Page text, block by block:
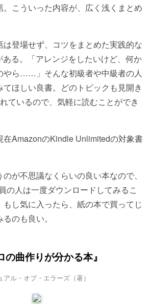
こういった内容が、広く浅くまとめ
登場せず、コツをまとめた実践的な
る。「アレンジをしたいけど、何か
やら……」そんな初級者や中級者の人
てほしい良書。どのトピックも見開き
ているので、気軽に読むことができ
在AmazonのKindle Unlimitedの対象書
が不思議なくらいの良い本なので、
の人は一度ダウンロードしてみるこ
もし気に入ったら、紙の本で買ってじ
のも良い。
の曲作りが分かる本』
アル・オブ・エラーズ（著）